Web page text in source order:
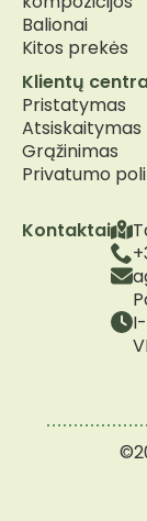
Kontaktai
Balionai
Kitos prekės
Klientų
Pristatymas
Atsiskaitymas
Grąžinimas
Privatumo